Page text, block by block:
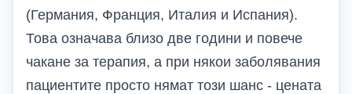
(Германия, Франция, Италия и Испания).
Това означава близо две години и повече
чакане за терапия, а при някои заболявания
пациентите просто нямат този шанс - цената